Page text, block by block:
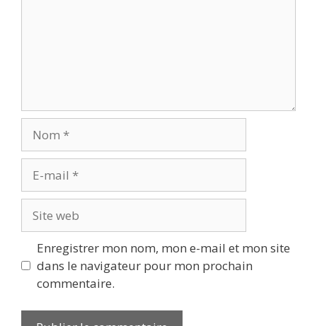
mail
web
Enregistrer mon nom, mon e-mail et mon site
dans le navigateur pour mon prochain
commentaire.